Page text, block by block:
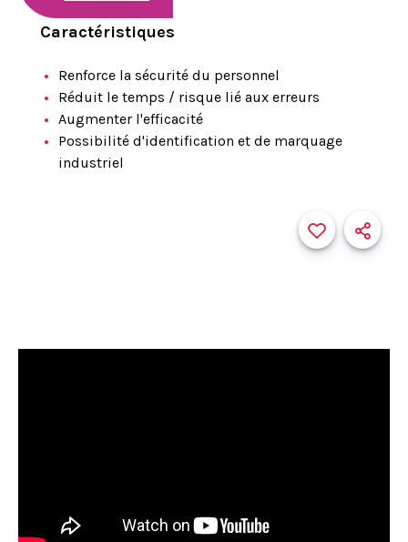
Caractéristiques
Renforce la sécurité du personnel
Réduit le temps / risque lié aux erreurs
Augmenter l'efficacité
Possibilité d'identification et de marquage
industriel